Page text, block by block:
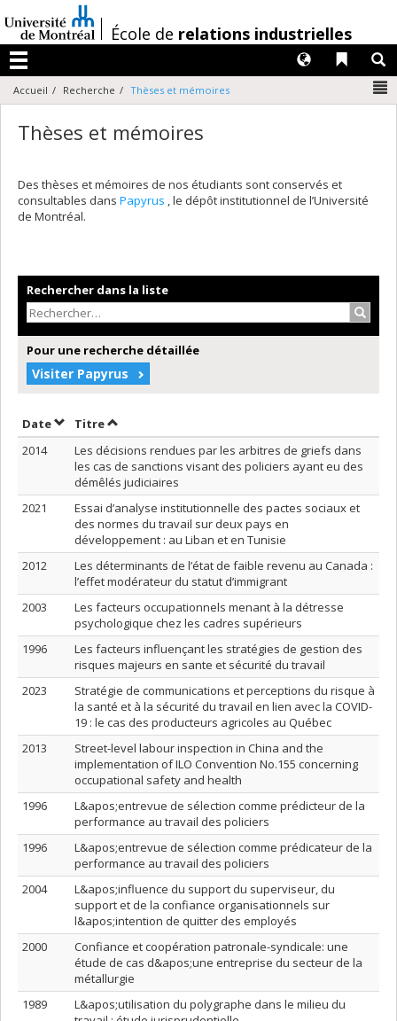
au
contenu
/École de relations industrielles
Menu
Liens
Langues
Accueil Recherche Thèses et mémoires
Thèses et mémoires
Des thèses et mémoires de nos étudiants sont conservés et
consultables dans Papyrus , le dépôt institutionnel de l’Université
de Montréal.
Rechercher dans la liste
Pour une recherche détaillée
Visiter Papyrus
DateTrier par date en ordre décroissant
TitreTrier par titre en ordre décroissant
2014
Les décisions rendues par les arbitres de griefs dans
les cas de sanctions visant des policiers ayant eu des
démêlés judiciaires
2021
Essai d’analyse institutionnelle des pactes sociaux et
des normes du travail sur deux pays en
développement : au Liban et en Tunisie
2012
Les déterminants de l’état de faible revenu au Canada :
l’effet modérateur du statut d’immigrant
2003
Les facteurs occupationnels menant à la détresse
psychologique chez les cadres supérieurs
1996
Les facteurs influençant les stratégies de gestion des
risques majeurs en sante et sécurité du travail
2023
Stratégie de communications et perceptions du risque à
la santé et à la sécurité du travail en lien avec la COVID-
19 : le cas des producteurs agricoles au Québec
2013
Street-level labour inspection in China and the
implementation of ILO Convention No.155 concerning
occupational safety and health
1996
L&apos;entrevue de sélection comme prédicteur de la
performance au travail des policiers
1996
L&apos;entrevue de sélection comme prédicateur de la
performance au travail des policiers
2004
L&apos;influence du support du superviseur, du
support et de la confiance organisationnels sur
l&apos;intention de quitter des employés
2000
Confiance et coopération patronale-syndicale: une
étude de cas d&apos;une entreprise du secteur de la
métallurgie
1989
L&apos;utilisation du polygraphe dans le milieu du